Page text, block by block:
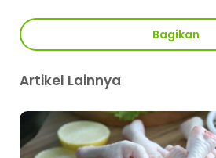
Bagikan
Artikel Lainnya